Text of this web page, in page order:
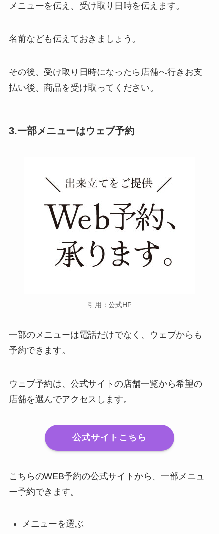
メニューを伝え、受け取り日時を伝えます。
名前なども伝えておきましょう。
その後、受け取り日時になったら店舗へ行きお支
払い後、商品を受け取ってください。
3.一部メニューはウェブ予約
引用：公式HP
一部のメニューは電話だけでなく、ウェブからも
予約できます。
ウェブ予約は、公式サイトの店舗一覧から希望の
店舗を選んでアクセスします。
公式サイトこちら
こちらのWEB予約の公式サイトから、一部メニュ
ー予約できます。
メニューを選ぶ